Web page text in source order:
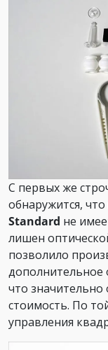
С первых же
обнаружится, что
Standard не
лишен
позволило
дополнительное
что значительно
стоимость. По
управления